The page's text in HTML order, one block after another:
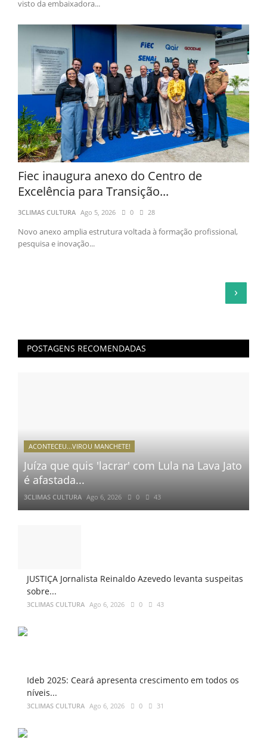
visto da embaixadora...
Fiec inaugura anexo do Centro de
Excelência para Transição...
3CLIMAS CULTURA Ago 5, 2026 0 28
Novo anexo amplia estrutura voltada à formação profissional,
pesquisa e inovação...
›
POSTAGENS RECOMENDADAS
ACONTECEU...VIROU MANCHETE!
Juíza que quis 'lacrar' com Lula na Lava Jato
é afastada...
3CLIMAS CULTURA Ago 6, 2026 0 43
JUSTIÇA Jornalista Reinaldo Azevedo levanta suspeitas
sobre...
3CLIMAS CULTURA Ago 6, 2026 0 43
Ideb 2025: Ceará apresenta crescimento em todos os
níveis...
3CLIMAS CULTURA Ago 6, 2026 0 31